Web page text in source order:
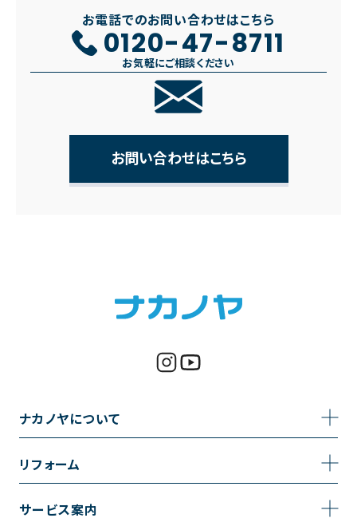
お電話でのお問い合わせはこちら
0120-47-8711
お気軽にご相談ください
お問い合わせはこちら
ナカノヤについて
事業内容
リフォーム
トイレのリフォーム
サービス案内